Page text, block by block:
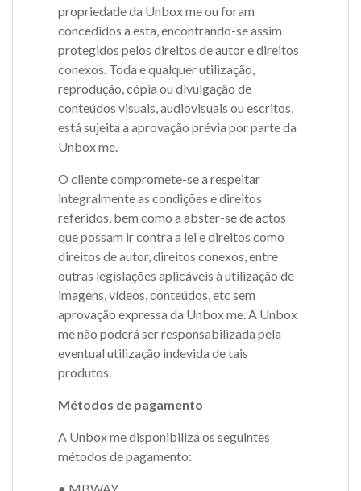
propriedade da Unbox me ou foram
concedidos a esta, encontrando-se assim
protegidos pelos direitos de autor e direitos
conexos. Toda e qualquer utilização,
reprodução, cópia ou divulgação de
conteúdos visuais, audiovisuais ou escritos,
está sujeita a aprovação prévia por parte da
Unbox me.
O cliente compromete-se a respeitar
integralmente as condições e direitos
referidos, bem como a abster-se de actos
que possam ir contra a lei e direitos como
direitos de autor, direitos conexos, entre
outras legislações aplicáveis à utilização de
imagens, vídeos, conteúdos, etc sem
aprovação expressa da Unbox me. A Unbox
me não poderá ser responsabilizada pela
eventual utilização indevida de tais
produtos.
Métodos de pagamento
A Unbox me disponibiliza os seguintes
métodos de pagamento: